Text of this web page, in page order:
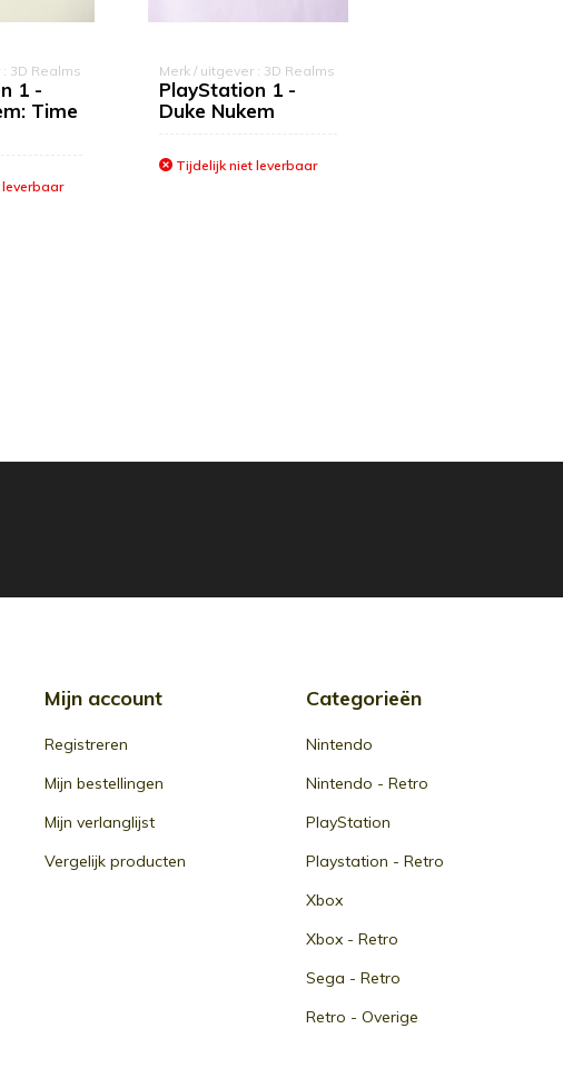
3D Realms
1 -
Time
Merk / uitgever : 3D Realms
PlayStation 1 -
Duke Nukem
Tijdelijk niet leverbaar
Mijn account
Registreren
Mijn bestellingen
Mijn verlanglijst
Vergelijk producten
Categorieën
Nintendo
Nintendo - Retro
PlayStation
Playstation - Retro
Xbox
Xbox - Retro
Sega - Retro
Retro - Overige